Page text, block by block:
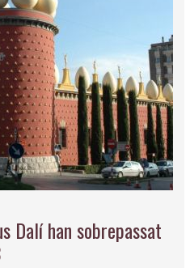
Dalí han sobrepassat